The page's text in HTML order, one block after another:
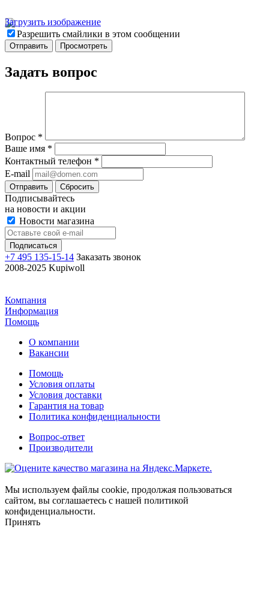
Загрузить изображение
Разрешить смайлики в этом сообщении
Задать вопрос
Вопрос *
Ваше имя *
Контактный телефон *
E-mail
Отправить Сбросить
Подписывайтесь
на новости и акции
Новости магазина
+7 495 135-15-14 Заказать звонок
2008-2025 Kupiwoll
Компания
Информация
Помощь
О компании
Вакансии
Помощь
Условия оплаты
Условия доставки
Гарантия на товар
Политика конфиденциальности
Вопрос-ответ
Производители
Мы используем файлы cookie, продолжая пользоваться
сайтом, вы соглашаетесь с нашей политикой
конфиденциальности.
Принять